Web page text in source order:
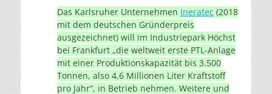
Das Karlsruher Unternehmen Ineratec (2018
mit dem deutschen Gründerpreis
ausgezeichnet) will im Industriepark Höchst
bei Frankfurt „die weltweit erste PTL-Anlage
mit einer Produktionskapazität bis 3.500
Tonnen, also 4,6 Millionen Liter Kraftstoff
pro Jahr“, in Betrieb nehmen. Weitere und